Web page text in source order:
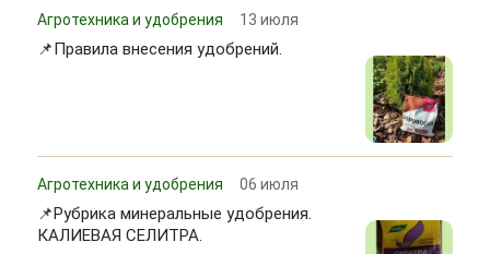
Агротехника и удобрения 13 июля
📌Правила внесения удобрений.
Агротехника и удобрения 06 июля
📌Рубрика минеральные удобрения.
КАЛИЕВАЯ СЕЛИТРА.